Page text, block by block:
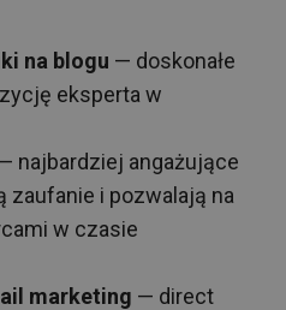
na blogu — doskonałe
eksperta w
najbardziej angażujące
zaufanie i pozwalają na
w czasie
marketing — direct